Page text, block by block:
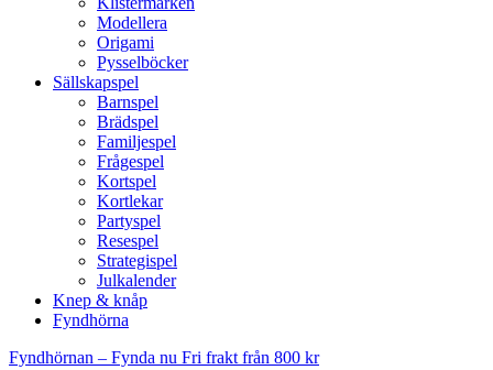
Modellera
Origami
Pysselböcker
Sällskapspel
Barnspel
Brädspel
Familjespel
Frågespel
Kortspel
Kortlekar
Partyspel
Resespel
Strategispel
Julkalender
Knep & knåp
Fyndhörna
Fyndhörnan – Fynda nu Fri frakt från 800 kr